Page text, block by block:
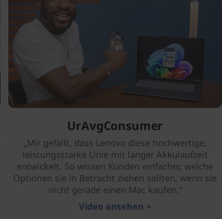
UrAvgConsumer
„Mir gefällt, dass Lenovo diese hochwertige,
leistungsstarke Linie mit langer Akkulaufzeit
entwickelt. So wissen Kunden einfacher, welche
Optionen sie in Betracht ziehen sollten, wenn sie
nicht gerade einen Mac kaufen.“
Video ansehen >